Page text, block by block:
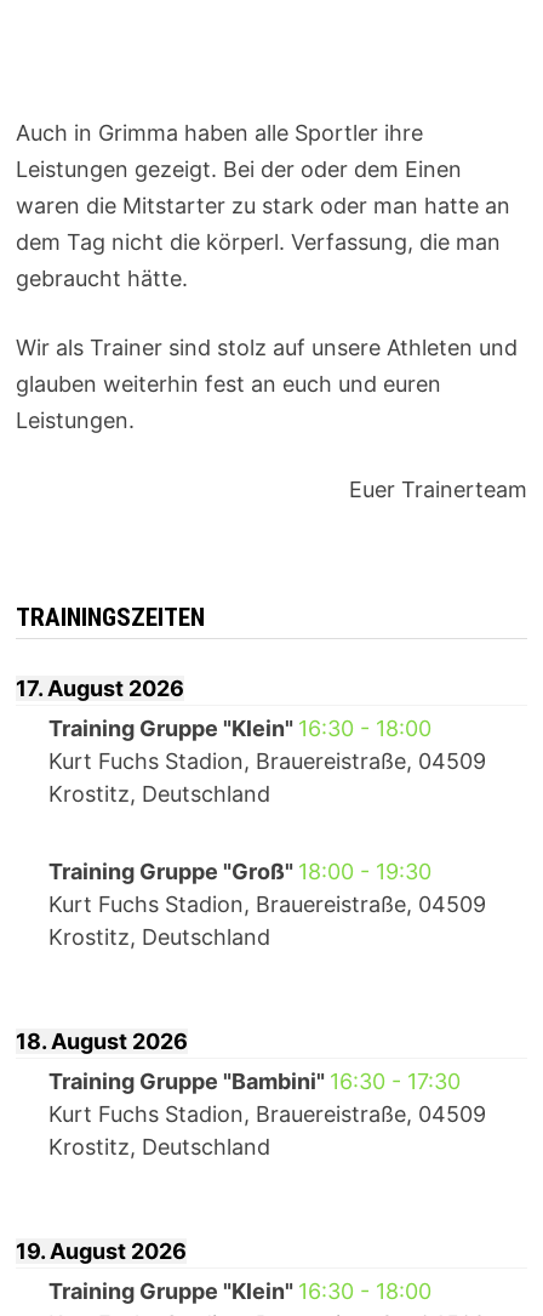
Auch in Grimma haben alle Sportler ihre
Leistungen gezeigt. Bei der oder dem Einen
waren die Mitstarter zu stark oder man hatte an
dem Tag nicht die körperl. Verfassung, die man
gebraucht hätte.
Wir als Trainer sind stolz auf unsere Athleten und
glauben weiterhin fest an euch und euren
Leistungen.
Euer Trainerteam
TRAININGSZEITEN
17. August 2026
Training Gruppe "Klein" 16:30- 18:00
Kurt Fuchs Stadion, Brauereistraße, 04509
Krostitz, Deutschland
Training Gruppe "Groß" 18:00- 19:30
Kurt Fuchs Stadion, Brauereistraße, 04509
Krostitz, Deutschland
18. August 2026
Training Gruppe "Bambini" 16:30- 17:30
Kurt Fuchs Stadion, Brauereistraße, 04509
Krostitz, Deutschland
19. August 2026
Training Gruppe "Klein" 16:30- 18:00